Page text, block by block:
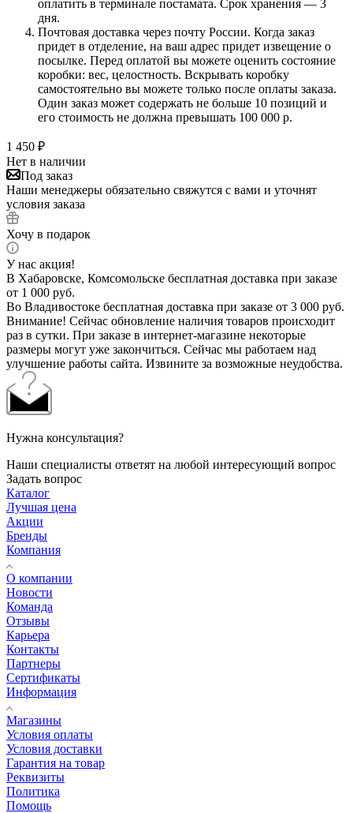
оплатить в терминале постамата. Срок хранения — 3
дня.
Почтовая доставка через почту России. Когда заказ
придет в отделение, на ваш адрес придет извещение о
посылке. Перед оплатой вы можете оценить состояние
коробки: вес, целостность. Вскрывать коробку
самостоятельно вы можете только после оплаты заказа.
Один заказ может содержать не больше 10 позиций и
его стоимость не должна превышать 100 000 р.
1 450 ₽
Нет в наличии
Под заказ
Наши менеджеры обязательно свяжутся с вами и уточнят
условия заказа
Хочу в подарок
У нас акция!
В Хабаровске, Комсомольске бесплатная доставка при заказе
от 1 000 руб.
Во Владивостоке бесплатная доставка при заказе от 3 000 руб.
Внимание! Сейчас обновление наличия товаров происходит
раз в сутки. При заказе в интернет-магазине некоторые
размеры могут уже закончиться. Сейчас мы работаем над
улучшение работы сайта. Извините за возможные неудобства.
Нужна консультация?
Наши специалисты ответят на любой интересующий вопрос
Задать вопрос
Каталог
Лучшая цена
Акции
Бренды
Компания
О компании
Новости
Команда
Отзывы
Карьера
Контакты
Партнеры
Сертификаты
Информация
Магазины
Условия оплаты
Условия доставки
Гарантия на товар
Реквизиты
Политика
Помощь